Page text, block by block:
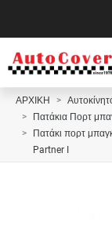
ΑΡΧΙΚΗ
Πατάκια Πορτ
Πατάκι πορτ
Partner I